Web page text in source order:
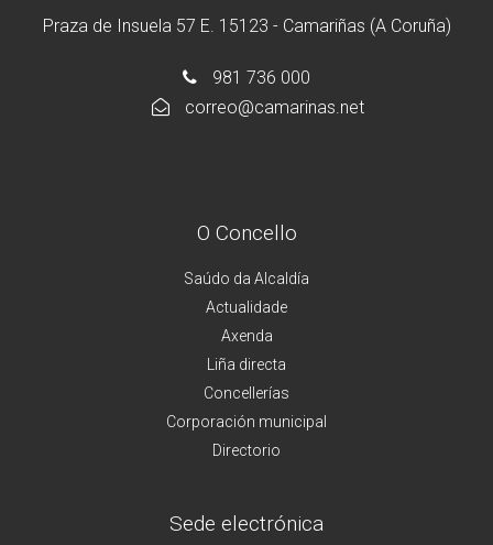
Praza de Insuela 57 E. 15123 - Camariñas (A Coruña)
981 736 000
correo@camarinas.net
O Concello
Saúdo da Alcaldía
Actualidade
Axenda
Liña directa
Concellerías
Corporación municipal
Directorio
Sede electrónica